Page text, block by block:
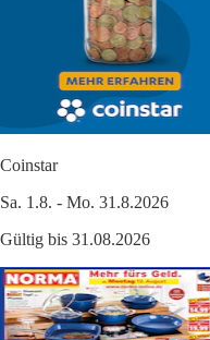
Coinstar
Sa. 1.8. - Mo. 31.8.2026
Gültig bis 31.08.2026